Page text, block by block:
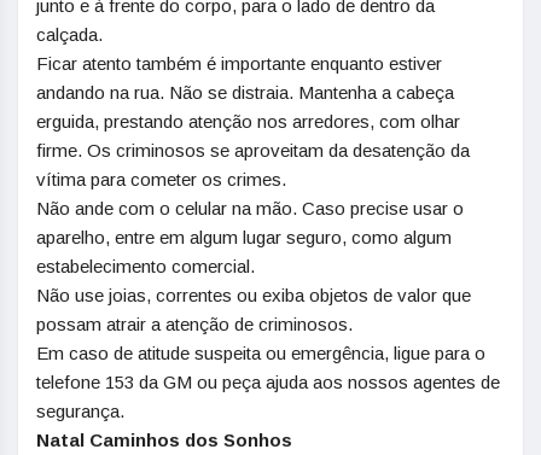
junto e à frente do corpo, para o lado de dentro da
calçada.
Ficar atento também é importante enquanto estiver
andando na rua. Não se distraia. Mantenha a cabeça
erguida, prestando atenção nos arredores, com olhar
firme. Os criminosos se aproveitam da desatenção da
vítima para cometer os crimes.
Não ande com o celular na mão. Caso precise usar o
aparelho, entre em algum lugar seguro, como algum
estabelecimento comercial.
Não use joias, correntes ou exiba objetos de valor que
possam atrair a atenção de criminosos.
Em caso de atitude suspeita ou emergência, ligue para o
telefone 153 da GM ou peça ajuda aos nossos agentes de
segurança.
Natal Caminhos dos Sonhos